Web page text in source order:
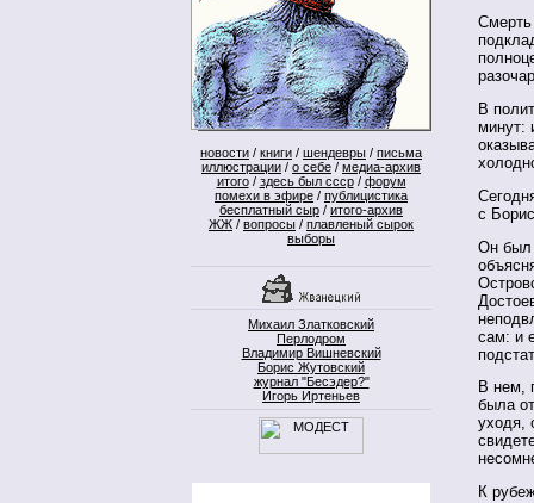
новости / книги / шендевры / письма
иллюстрации / о себе / медиа-архив
итого/ здесь был ссср/ форум
помехи в эфире / публицистика
бесплатный сыр / итого-архив
ЖЖ / вопросы / плавленый сырок
выборы
Михаил Златковский
Перлодром
Владимир Вишневский
Борис Жутовский
журнал "Бесэдер?"
Игорь Иртеньев
В
минут:
с
Он был
сам: и
В нем,
была
уходя,
К